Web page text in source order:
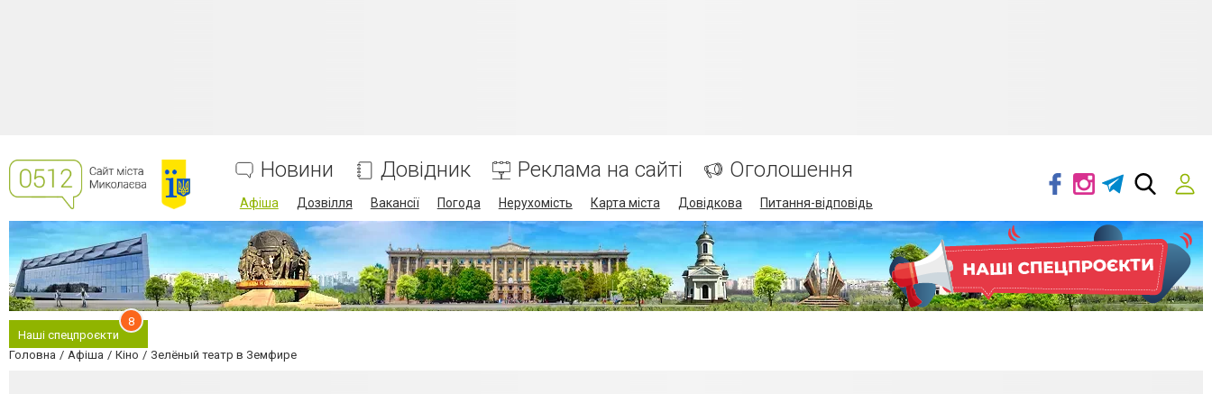
Новини Довідник Реклама на сайті Оголошення
Афіша Дозвілля Вакансії Погода Нерухомість Карта міста Довідкова Питання-відповідь
Наші спецпроєкти
8
Головна Афіша Кіно Зелёный театр в Земфире